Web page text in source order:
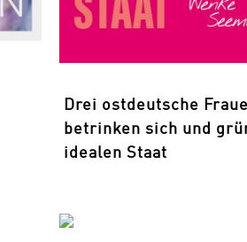
Drei ostdeutsche
betrinken sich und
idealen Staat